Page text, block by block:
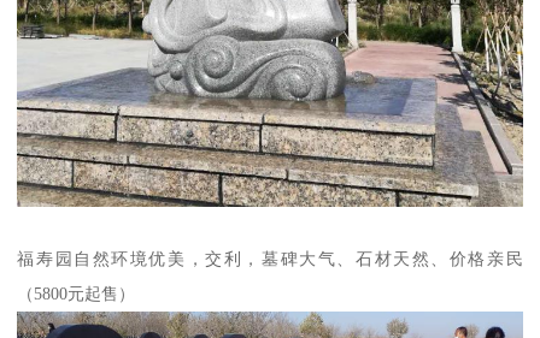
福寿园自然环境优美，交利，墓碑大气、石材天然、价格亲民
（5800元起售）